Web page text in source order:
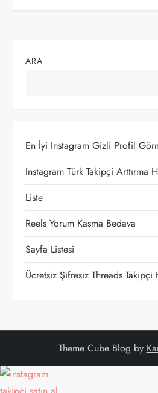
g
i
n
m
e
s
i
ARA
En İyi Instagram Gizli Profil
Instagram Türk Takipçi Arttırma
Liste
Reels Yorum Kasma Bedava
Sayfa Listesi
Ücretsiz Şifresiz Threads Takipçi
Theme Cube Blog by